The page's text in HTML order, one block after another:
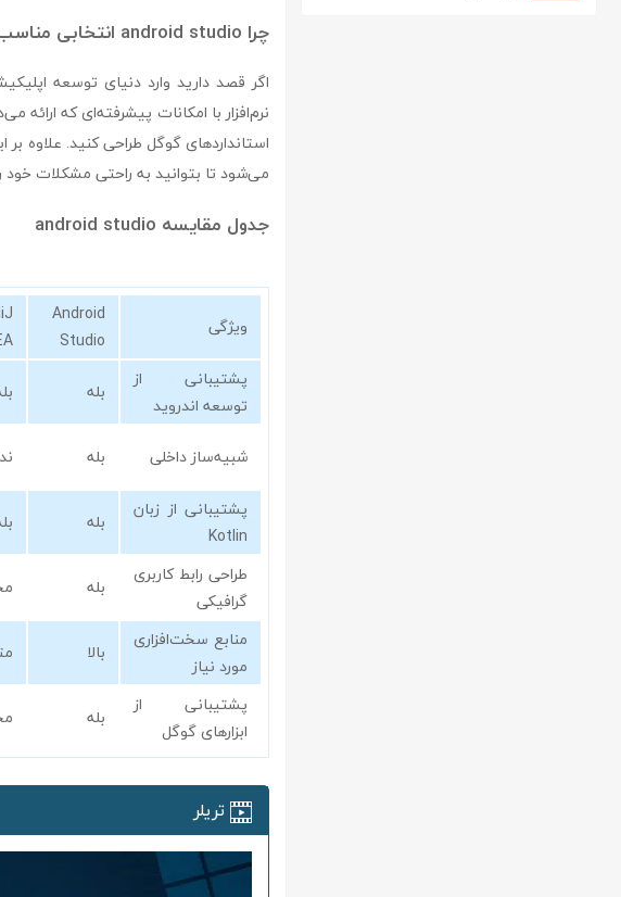
چرا android studio انتخابی مناسب است؟
اگر قصد دارید وارد دنیای توسعه
نرم‌افزار با امکانات پیشرفته‌ای که
می‌شود تا بتوانید به راحتی مشکلات خود
جدول مقایسه android studio
ویژگی
Android
Studio
پشتیبانی از
توسعه اندروید
بله
شبیه‌ساز داخلی
بله
پشتیبانی از زبان
Kotlin
بله
طراحی رابط کاربری
گرافیکی
بله
منابع سخت‌افزاری
مورد نیاز
بالا
پشتیبانی از
ابزارهای گوگل
بله
تریلر